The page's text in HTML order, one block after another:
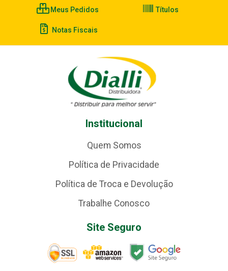
Meus Pedidos Títulos
Notas Fiscais
Institucional
Quem Somos
Política de Privacidade
Política de Troca e Devolução
Trabalhe Conosco
Site Seguro